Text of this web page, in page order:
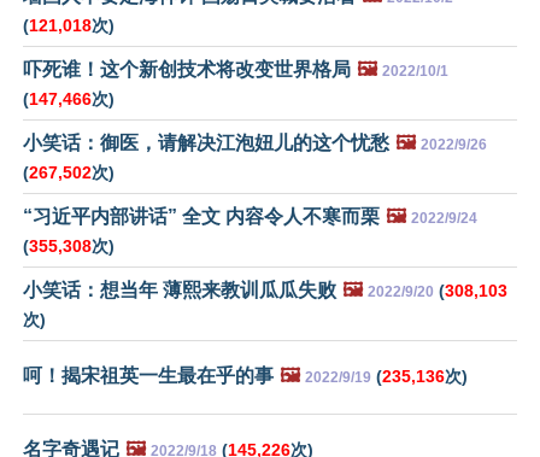
(121,018次)
吓死谁！这个新创技术将改变世界格局 🖼️ 2022/10/1
(147,466次)
小笑话：御医，请解决江泡妞儿的这个忧愁 🖼️ 2022/9/26
(267,502次)
“习近平内部讲话” 全文 内容令人不寒而栗 🖼️ 2022/9/24
(355,308次)
小笑话：想当年 薄熙来教训瓜瓜失败 🖼️ 2022/9/20 (308,103
次)
呵！揭宋祖英一生最在乎的事 🖼️ 2022/9/19 (235,136次)
名字奇遇记 🖼️ 2022/9/18 (145,226次)